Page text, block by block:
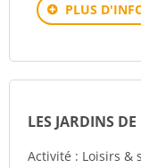
PLUS
LES JARDINS
Activité : Loisirs &